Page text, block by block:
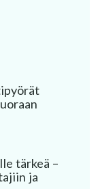
tärkeä –
ja